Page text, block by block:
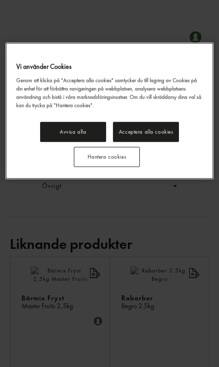
Master Fruits2,5kg
EAN: 8607000159527
Generell produktinfo
Övrigt
Liknande produkter
Bärmix Fryst
Master Fruits 2,5kg
Rabarber
Begro 2.5kg
Vi använder Cookies
Genom att klicka på "Acceptera alla cookies" samtycker du till lagring av Cookies på
din enhet för att förbättra navigeringen på webbplatsen, analysera webbplatsens
användning och bistå i våra marknadsföringsinsatser. Om du vill skräddarsy dina val så
kan du trycka på "Hantera cookies".
Avvisa alla Acceptera alla cookies
Hantera cookies